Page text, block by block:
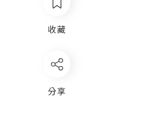
收藏
分享